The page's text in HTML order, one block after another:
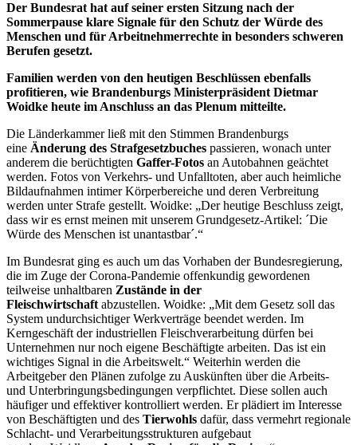
Der Bundesrat hat auf seiner ersten Sitzung nach der
Sommerpause klare Signale für den Schutz der Würde des
Menschen und für Arbeitnehmerrechte in besonders schweren
Berufen gesetzt.
Familien werden von den heutigen Beschlüssen ebenfalls
profitieren, wie Brandenburgs Ministerpräsident Dietmar
Woidke heute im Anschluss an das Plenum mitteilte.
Die Länderkammer ließ mit den Stimmen Brandenburgs
eine Änderung des Strafgesetzbuches passieren, wonach unter
anderem die berüchtigten Gaffer-Fotos an Autobahnen geächtet
werden. Fotos von Verkehrs- und Unfalltoten, aber auch heimliche
Bildaufnahmen intimer Körperbereiche und deren Verbreitung
werden unter Strafe gestellt. Woidke: „Der heutige Beschluss zeigt,
dass wir es ernst meinen mit unserem Grundgesetz-Artikel: ´Die
Würde des Menschen ist unantastbar´.“
Im Bundesrat ging es auch um das Vorhaben der Bundesregierung,
die im Zuge der Corona-Pandemie offenkundig gewordenen
teilweise unhaltbaren Zustände in der
Fleischwirtschaftabzustellen. Woidke: „Mit dem Gesetz soll das
System undurchsichtiger Werkverträge beendet werden. Im
Kerngeschäft der industriellen Fleischverarbeitung dürfen bei
Unternehmen nur noch eigene Beschäftigte arbeiten. Das ist ein
wichtiges Signal in die Arbeitswelt.“ Weiterhin werden die
Arbeitgeber den Plänen zufolge zu Auskünften über die Arbeits-
und Unterbringungsbedingungen verpflichtet. Diese sollen auch
häufiger und effektiver kontrolliert werden. Er plädiert im Interesse
von Beschäftigten und des Tierwohls dafür, dass vermehrt regionale
Schlacht- und Verarbeitungsstrukturen aufgebaut